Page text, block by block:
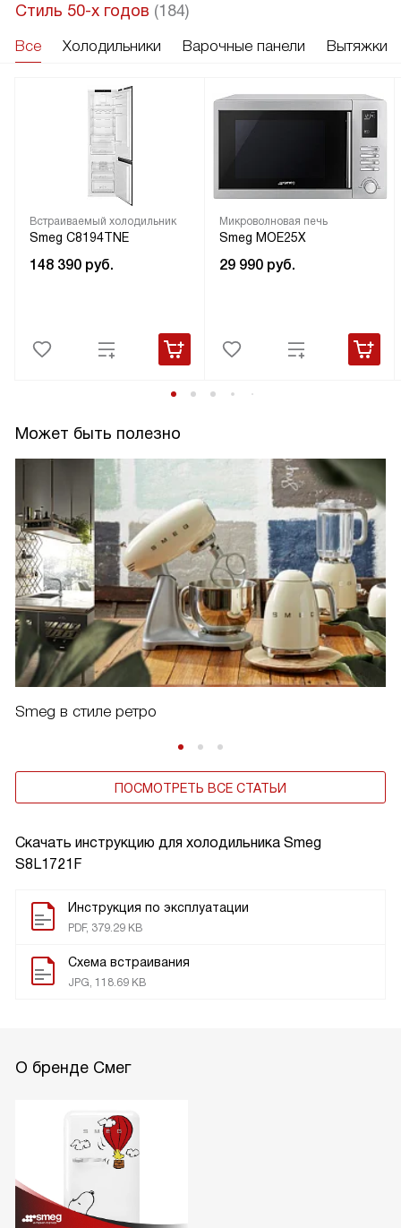
Скачать инструкцию для холодильника Smeg
S8L1721F
Инструкция по эксплуатации
PDF, 379.29 KB
Схема встраивания
JPG, 118.69 KB
Стиль 50-х годов (184)
Все Холодильники Варочные панели Вытяжки
Встраиваемый холодильник
Smeg C8194TNE
148 390 руб.
Микроволновая печь
Smeg MOE25X
29 990 руб.
Может быть полезно
Smeg в стиле ретро
ПОСМОТРЕТЬ ВСЕ СТАТЬИ
О бренде Смег